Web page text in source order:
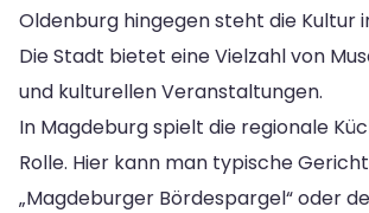
Oldenburg hingegen steht die Kultur
Die Stadt bietet eine Vielzahl von
und kulturellen Veranstaltungen.
In Magdeburg spielt die regionale
Rolle. Hier kann man typische
„Magdeburger Bördespargel“ oder